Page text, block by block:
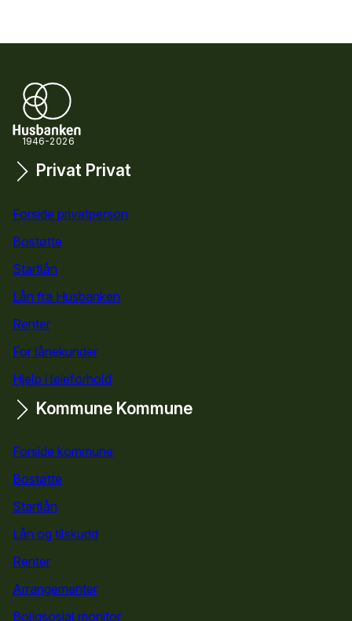
1946-2026
Snarveier
Privat Privat
Forside privatperson
Bostøtte
Startlån
Lån fra Husbanken
Renter
For lånekunder
Hjelp i leieforhold
Kommune Kommune
Forside kommune
Bostøtte
Startlån
Lån og tilskudd
Renter
Arrangementer
Boligsosial monitor